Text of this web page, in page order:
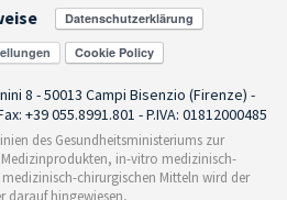
8 - 50013 Campi Bisenzio (Firenze) -
+39 055.8991.801 - P.IVA: 01812000485
des Gesundheitsministeriums zur
in-vitro medizinisch-
chirurgischen Mitteln wird der
darauf hingewiesen,